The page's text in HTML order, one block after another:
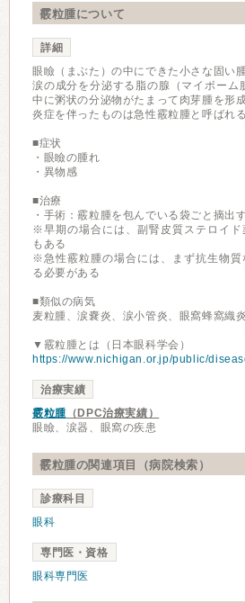
霰粒腫について
詳細
眼瞼（まぶた）の中にできた小さな固い
涙の成分を分泌する脂の腺（マイボーム
中に粥状の分泌物がたまって肉芽腫を形
炎症を伴ったものは急性霰粒腫と呼ばれる
■症状
・眼瞼の腫れ
・異物感
■治療
・手術：霰粒腫を包んでいる袋ごと摘出
※早期の場合には、副腎皮質ステロイド
もある
※急性霰粒腫の場合には、まず抗生物質
る必要がある
■類似の病気
麦粒腫、涙嚢炎、涙小管炎、眼窩蜂窩
▼霰粒腫とは（日本眼科学会）
https://www.nichigan.or.jp/public/
治療実績
霰粒腫（DPC治療実績）
眼瞼、涙器、眼窩の疾患
霰粒腫の関連項目（病院検索）
診療科目
眼科
専門医・資格
眼科専門医